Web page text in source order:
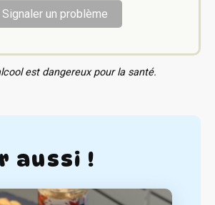
Signaler un problème
est dangereux pour la santé.
aussi !